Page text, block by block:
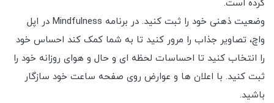
کرده است.
وضعیت ذهنی خود را ثبت کنید. در برنامه Mindfulness در اپل
واچ، تصاویر جذاب را مرور کنید تا به شما کمک کند احساس خود
را انتخاب کنید تا احساسات لحظه ای و حال و هوای روزانه خود را
ثبت کنید. با اعلان ها و عوارض روی صفحه ساعت خود سازگار
باشید.